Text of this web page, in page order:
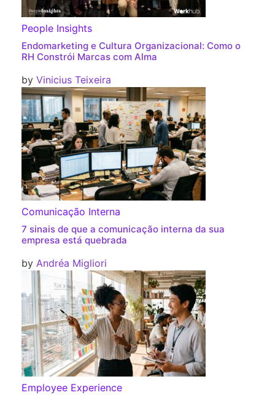
People Insights
Endomarketing e Cultura Organizacional: Como o
RH Constrói Marcas com Alma
by Vinicius Teixeira
Comunicação Interna
7 sinais de que a comunicação interna da sua
empresa está quebrada
by Andréa Migliori
Employee Experience